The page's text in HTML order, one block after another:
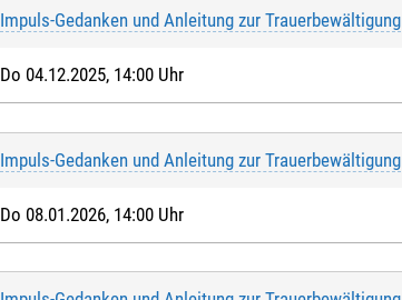
Impuls-Gedanken und Anleitung zur Trauerbewältigung
Do 04.12.2025, 14:00 Uhr
Impuls-Gedanken und Anleitung zur Trauerbewältigung
Do 08.01.2026, 14:00 Uhr